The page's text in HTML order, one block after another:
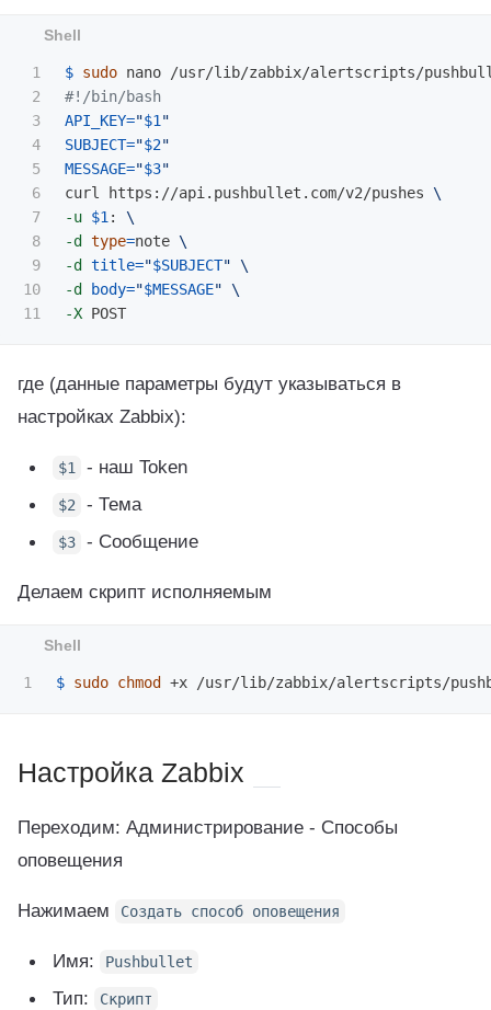
1
2
3
4
5
6
7
8
9
10
$ sudo
#!/bin/bash
API_KEY="$1 "
SUBJECT="$2"
MESSAGE="$3"
curl https://api.pushbullet.com/v2/pushes \
-u $1 : \
-d
type=note \
-d
title="$SUBJECT" \
-d
body="$MESSAGE" \
-X
где (данные параметры будут указываться в
настройках Zabbix):
$1 - наш Token
$2 - Тема
$3 - Сообщение
Делаем скрипт исполняемым
$ sudo chmod
Настройка Zabbix
Переходим: Администрирование - Способы
оповещения
Нажимаем Создать способ оповещения
Имя: Pushbullet
Тип: Скрипт